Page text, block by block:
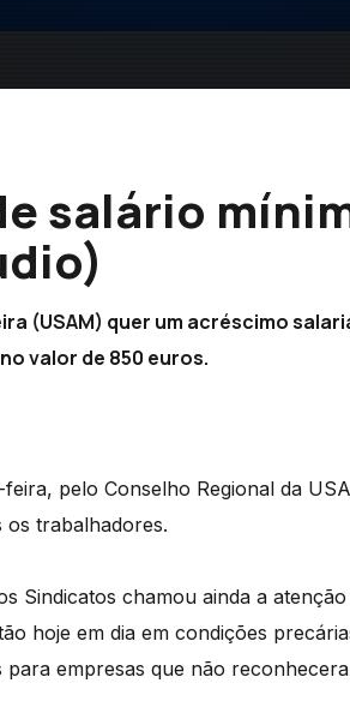
salário
(USAM) quer um acréscimo
valor de 850 euros.
pelo Conselho Regional da
trabalhadores.
Sindicatos chamou ainda a
hoje em dia em condições
empresas que não